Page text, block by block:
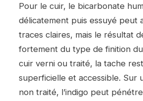
Pour le cuir, le bicarbonate
délicatement puis essuyé peut
traces claires, mais le résultat
fortement du type de finition
cuir verni ou traité, la tache
superficielle et accessible. Sur
non traité, l’indigo peut